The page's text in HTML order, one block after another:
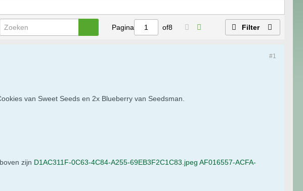
Pagina of8 Filter
#1
van Sweet Seeds en 2x Blueberry van Seedsman.
zijn D1AC311F-0C63-4C84-A255-69EB3F2C1C83.jpeg AF016557-ACFA-